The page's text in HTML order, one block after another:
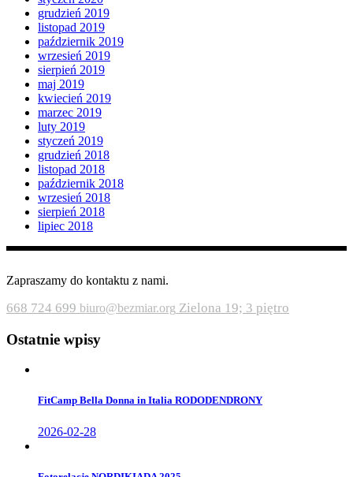
grudzień 2019
listopad 2019
październik 2019
wrzesień 2019
sierpień 2019
maj 2019
kwiecień 2019
marzec 2019
luty 2019
styczeń 2019
grudzień 2018
listopad 2018
październik 2018
wrzesień 2018
sierpień 2018
lipiec 2018
Zapraszamy do kontaktu z nami.
668 724 699 biuro@bezmiar.org Zielona 19; 3 piętro
Ostatnie wpisy
FitCamp Bella Donna in Italia RODODENDRONY
2026-02-28